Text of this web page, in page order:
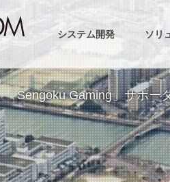
システム開発 ソリ
「Sengoku Gaming」サポー